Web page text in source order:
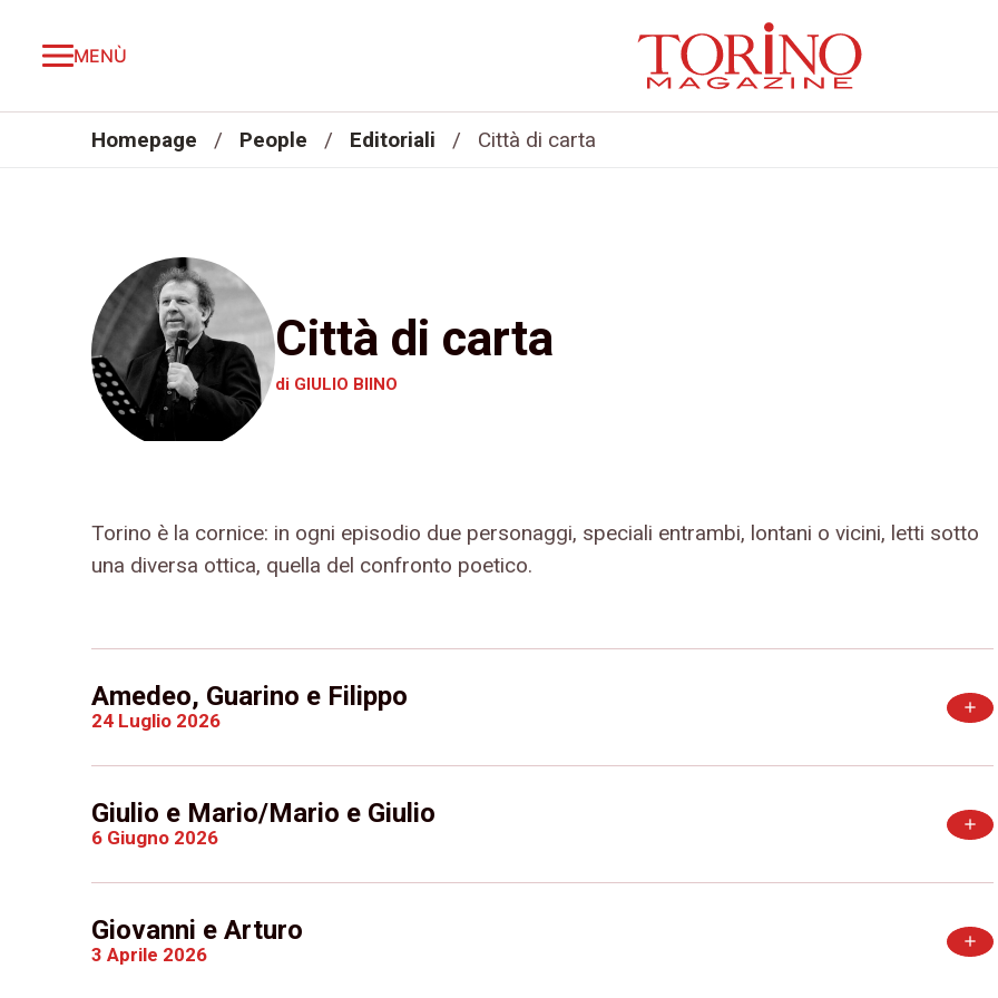
MENÙ
Homepage / People / Editoriali / Città di carta
Città di carta
di GIULIO BIINO
Torino è la cornice: in ogni episodio due personaggi, speciali entrambi, lontani o vicini, letti sotto
una diversa ottica, quella del confronto poetico.
Amedeo, Guarino e Filippo
24 Luglio 2026
add
Giulio e Mario/Mario e Giulio
6 Giugno 2026
add
Giovanni e Arturo
3 Aprile 2026
add